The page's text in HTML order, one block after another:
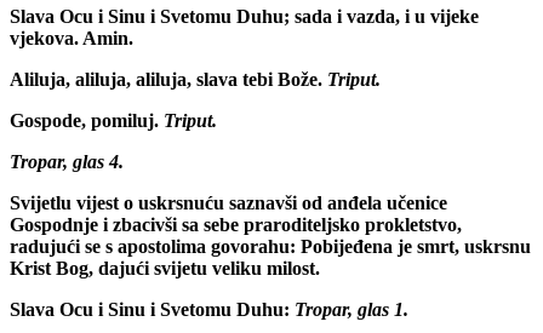
Slava Ocu i Sinu i Svetomu Duhu; sada i vazda, i u vijeke
vjekova. Amin.
Aliluja, aliluja, aliluja, slava tebi Bože. Triput.
Gospode, pomiluj. Triput.
Tropar, glas 4.
Svijetlu vijest o uskrsnuću saznavši od anđela učenice
Gospodnje i zbacivši sa sebe praroditeljsko prokletstvo,
radujući se s apostolima govorahu: Pobijeđena je smrt, uskrsnu
Krist Bog, dajući svijetu veliku milost.
Slava Ocu i Sinu i Svetomu Duhu: Tropar, glas 1.